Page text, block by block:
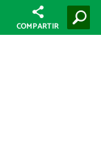
COMPARTIR